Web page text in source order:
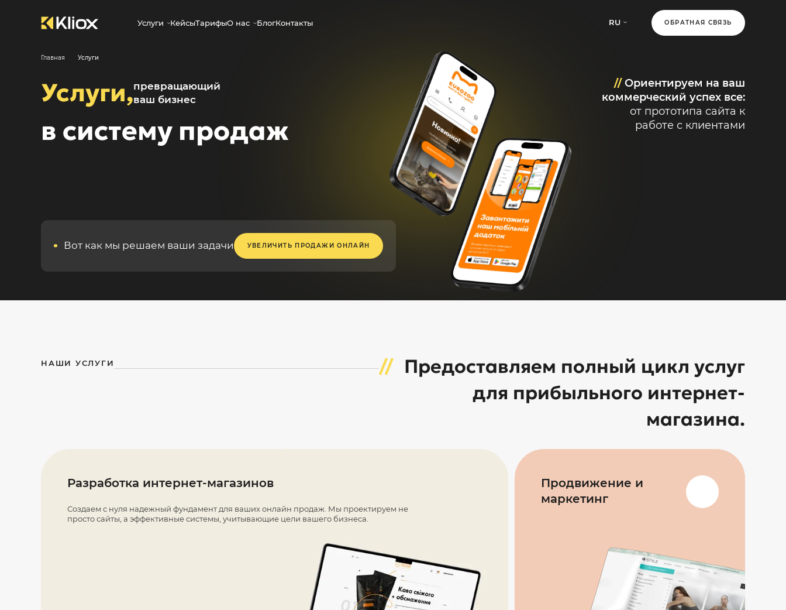
Услуги КейсыТарифыО нас БлогКонтакты RU ОБРАТНАЯ СВЯЗЬ
Главная Услуги
Услуги,превращающий
ваш бизнес
в систему продаж
// Ориентируем на ваш
коммерческий успех все:
от прототипа сайта к
работе с клиентами
Вот как мы решаем ваши задачи УВЕЛИЧИТЬ ПРОДАЖИ ОНЛАЙН
НАШИ УСЛУГИ
Предоставляем полный цикл услуг
для прибыльного интернет-
магазина.
Разработка интернет-магазинов
Создаем с нуля надежный фундамент для ваших онлайн продаж. Мы проектируем не
просто сайты, а эффективные системы, учитывающие цели вашего бизнеса.
Продвижение и
маркетинг